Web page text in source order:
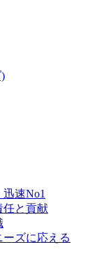
速No1
任と貢献
ズに応える